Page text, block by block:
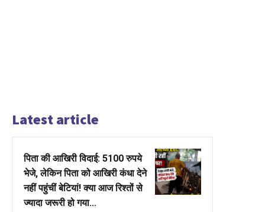
Latest article
पिता की आखिरी विदाई: 5100 रुपये
भेजे, लेकिन पिता को आखिरी कंधा देने
नहीं पहुंचीं बेटियां! क्या आज रिश्तों से
ज्यादा जरूरी हो गया...